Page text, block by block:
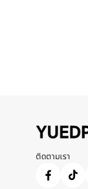
ติดตามเรา